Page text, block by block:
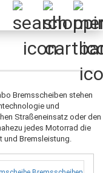
Bremsscheiben stehen
und
Straßeneinsatz oder den
jedes Motorrad die
und Bremsleistung.